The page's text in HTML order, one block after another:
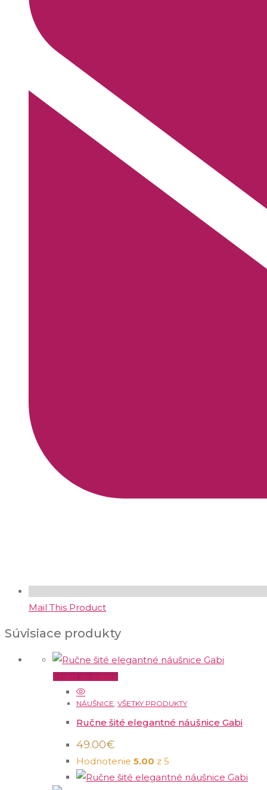
Mail This Product
Súvisiace produkty
Pridať do košíka
NÁUŠNICE VŠETKY PRODUKTY
Ručne šité elegantné náušnice Gabi
49.00€
Hodnotenie 5.00 z 5